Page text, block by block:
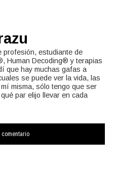
profesión, estudiante de
Human Decoding® y terapias
que hay muchas gafas a
se puede ver la vida, las
misma, sólo tengo que ser
par elijo llevar en cada
comentario